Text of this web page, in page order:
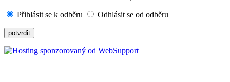
Přihlásit se k odběru Odhlásit se od odběru